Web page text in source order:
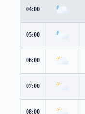
04:00
05:00
06:00
07:00
08:00